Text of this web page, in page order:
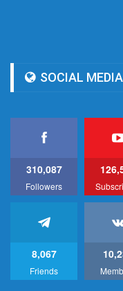
SOCIAL MEDIA
310,087
Followers
8,067
Friends